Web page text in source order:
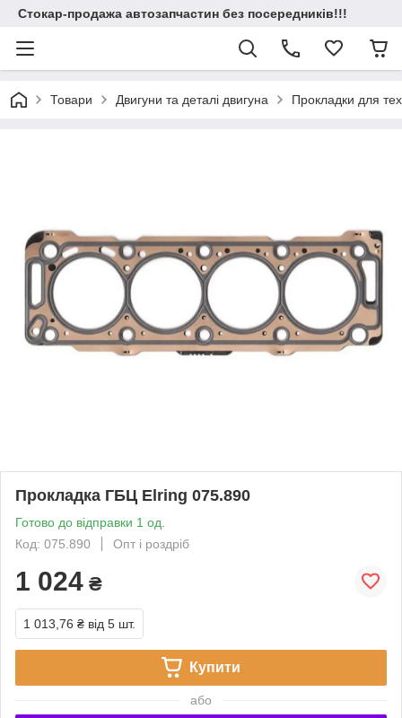
Стокар-продажа автозапчастин без посередників!!!
Товари Двигуни та деталі двигуна Прокладки для
Прокладка ГБЦ Elring 075.890
Готово до відправки 1 од.
Код: 075.890
Опт і роздріб
1 024 ₴
1 013,76 ₴ від 5 шт.
Купити
або